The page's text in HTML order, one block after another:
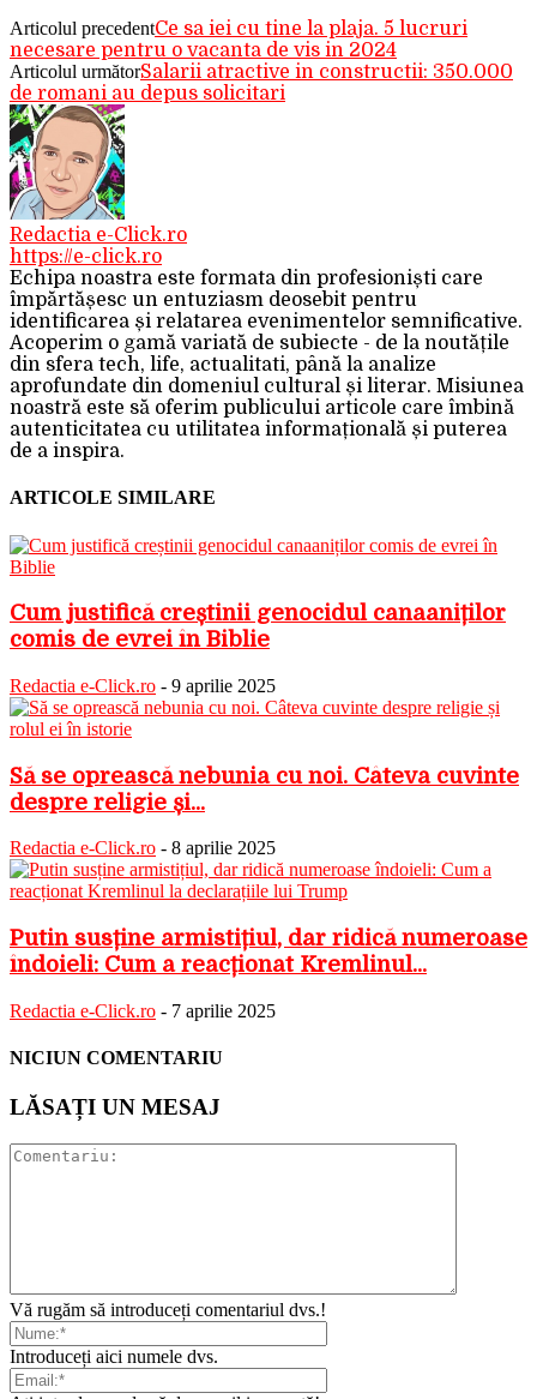
Articolul precedentCe sa iei cu tine la plaja. 5 lucruri
necesare pentru o vacanta de vis in 2024
Articolul următorSalarii atractive in constructii: 350.000
de romani au depus solicitari
Redactia e-Click.ro
https://e-click.ro
Echipa noastra este formata din profesioniști care
împărtășesc un entuziasm deosebit pentru
identificarea și relatarea evenimentelor semnificative.
Acoperim o gamă variată de subiecte - de la noutățile
din sfera tech, life, actualitati, până la analize
aprofundate din domeniul cultural și literar. Misiunea
noastră este să oferim publicului articole care îmbină
autenticitatea cu utilitatea informațională și puterea
de a inspira.
ARTICOLE SIMILARE
Cum justifică creștinii genocidul canaaniților
comis de evrei în Biblie
Redactia e-Click.ro - 9 aprilie 2025
Să se oprească nebunia cu noi. Câteva cuvinte
despre religie și...
Redactia e-Click.ro - 8 aprilie 2025
Putin susține armistițiul, dar ridică numeroase
îndoieli: Cum a reacționat Kremlinul...
Redactia e-Click.ro - 7 aprilie 2025
NICIUN COMENTARIU
LĂSAȚI UN MESAJ
Vă rugăm să introduceți comentariul dvs.!
Introduceți aici numele dvs.